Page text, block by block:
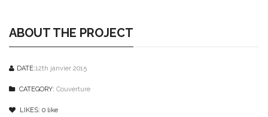
ABOUT THE PROJECT
DATE:12th janvier 2015
CATEGORY: Couverture
LIKES: 0 like